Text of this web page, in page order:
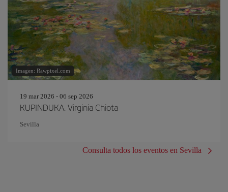
Imagen: Rawpixel.com
19 mar 2026 - 06 sep 2026
KUPINDUKA. Virginia Chiota
Sevilla
Consulta todos los eventos en Sevilla